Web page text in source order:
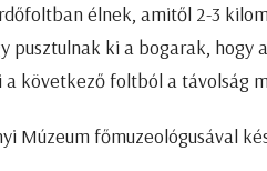
élnek, amitől 2-3
ki a bogarak, hogy
a következő foltból a távolság
Múzeum főmuzeológusával